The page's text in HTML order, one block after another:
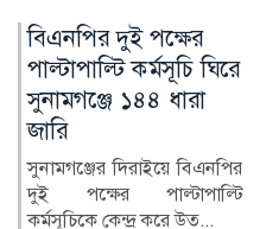
গুলশানে কার্যক্রম নিষিদ্ধ
আ. লীগের গোপন বৈঠক
থেকে গ্রেপ্তার ৬
রাজধানীর গুলশানে একটি
রেস্তোরাঁয় গোপন বৈঠক করার
সময় আওয়ামী লীগের ছয়
নেতাকর্মী...